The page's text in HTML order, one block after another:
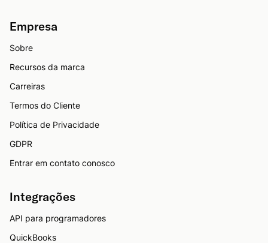
Empresa
Sobre
Recursos da marca
Carreiras
Termos do Cliente
Política de Privacidade
GDPR
Entrar em contato conosco
Integrações
API para programadores
QuickBooks